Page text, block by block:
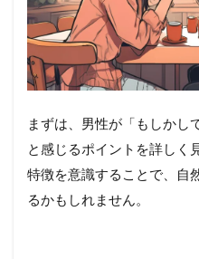
まずは、男性が「もしかし
と感じるポイントを詳しく
特徴を意識することで、自
るかもしれません。